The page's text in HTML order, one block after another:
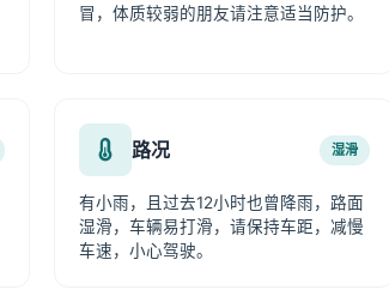
冒，体质较弱的朋友请注意适当防护。
路况 湿滑
有小雨，且过去12小时也曾降雨，路面
湿滑，车辆易打滑，请保持车距，减慢
车速，小心驾驶。